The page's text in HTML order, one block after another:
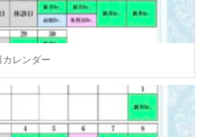
レンダー